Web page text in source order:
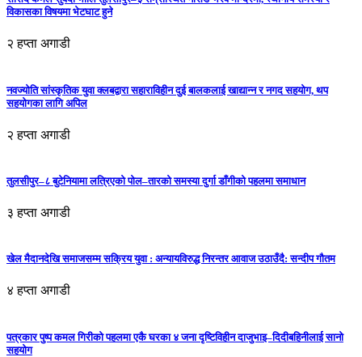
विकासका विषयमा भेटघाट हुने
२ हप्ता अगाडी
नवज्योति सांस्कृतिक युवा क्लबद्वारा सहाराविहीन दुई बालकलाई खाद्यान्न र नगद सहयोग, थप
सहयोगका लागि अपिल
२ हप्ता अगाडी
तुलसीपुर–८ बुटेनियामा लत्रिएको पोल–तारको समस्या दुर्गा डाँगीको पहलमा समाधान
३ हप्ता अगाडी
खेल मैदानदेखि समाजसम्म सक्रिय युवा : अन्यायविरुद्ध निरन्तर आवाज उठाउँदै: सन्दीप गौतम
४ हप्ता अगाडी
पत्रकार पुष्प कमल गिरीको पहलमा एकै घरका ४ जना दृष्टिविहीन दाजुभाइ–दिदीबहिनीलाई सानो
सहयोग